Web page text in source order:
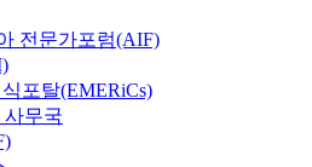
전문가포럼(AIF)
포탈(EMERiCs)
사무국